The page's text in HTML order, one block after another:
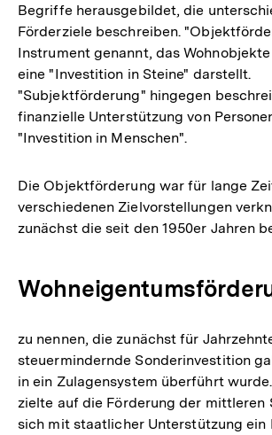
Begriffe herausgebildet, die
Förderziele beschreiben.
Instrument genannt, das
eine "Investition in Steine" darstellt.
"Subjektförderung" hingegen
finanzielle Unterstützung von
"Investition in Menschen".
Die Objektförderung war für lange
verschiedenen Zielvorstellungen
zunächst die seit den 1950er Jahren
zu nennen, die zunächst für
steuermindernde Sonderinvestition
in ein Zulagensystem überführt
zielte auf die Förderung der mittleren
sich mit staatlicher Unterstützung ein